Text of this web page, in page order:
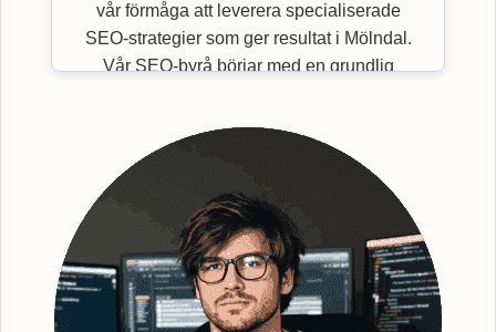
vår förmåga att leverera specialiserade
SEO-strategier som ger resultat i Mölndal.
Vår SEO-byrå börjar med en grundlig
Genom en effektiv implementering av
organiska sökstrategier, säkerställer vi en
bättre synlighet för din webbplats. Efter
grundlig undersökning och identifiering av
strategiska sökord, optimerar vi din
webbplats - från kopiering till struktur och
metadata. Detta gör att vi kan förbättra din